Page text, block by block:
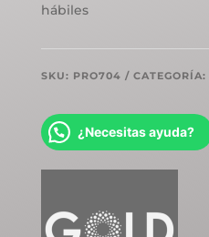
NATURAL
hábiles
SKU: PRO704 CATEGORÍA:
¿Necesitas ayuda?